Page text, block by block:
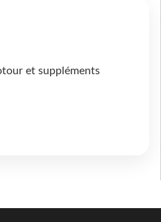
et suppléments